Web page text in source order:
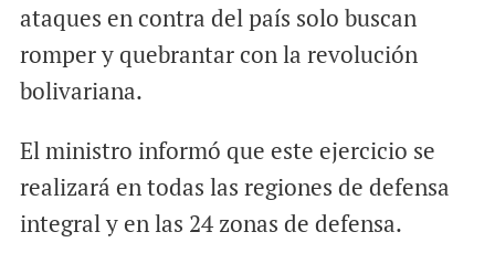
ataques en contra del país solo buscan
romper y quebrantar con la revolución
bolivariana.
El ministro informó que este ejercicio se
realizará en todas las regiones de defensa
integral y en las 24 zonas de defensa.